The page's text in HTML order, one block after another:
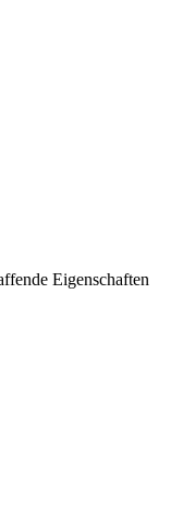
Eigenschaften